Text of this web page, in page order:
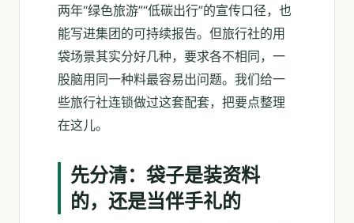
两年“绿色旅游”“低碳出行”的宣传口径，也
能写进集团的可持续报告。但旅行社的用
袋场景其实分好几种，要求各不相同，一
股脑用同一种料最容易出问题。我们给一
些旅行社连锁做过这套配套，把要点整理
在这儿。
先分清：袋子是装资料
的，还是当伴手礼的